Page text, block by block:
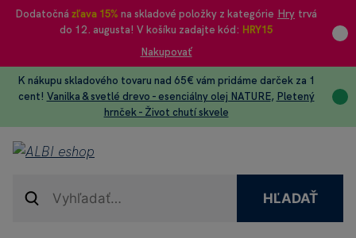
Dodatočná zľava 15% na skladové položky z kategórie Hry trvá
do 12. augusta! V košíku zadajte kód: HRY15
Nakupovať
K nákupu skladového tovaru nad 65€ vám pridáme darček za 1
cent! Vanilka & svetlé drevo - esenciálny olej NATURE, Pletený
hrnček - Život chutí skvele
HĽADAŤ